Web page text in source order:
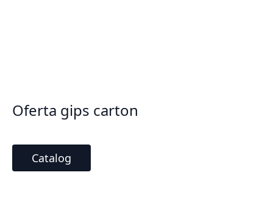
Oferta gips carton
Catalog